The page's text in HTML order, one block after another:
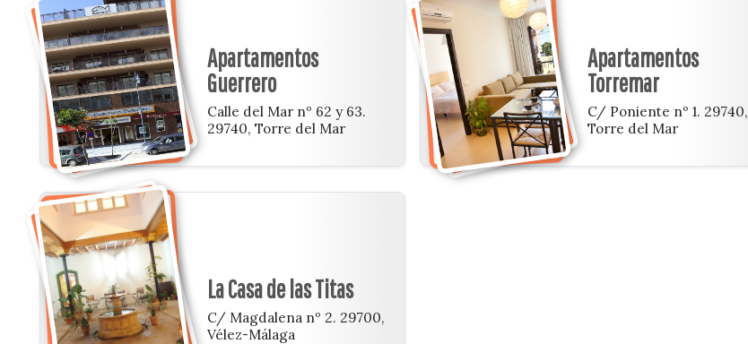
Apartamentos
Guerrero
Calle del Mar nº 62 y 63.
29740, Torre del Mar
Apartamentos
Torremar
C/ Poniente nº 1. 29740,
Torre del Mar
La Casa de las Titas
C/ Magdalena nº 2. 29700,
Vélez-Málaga